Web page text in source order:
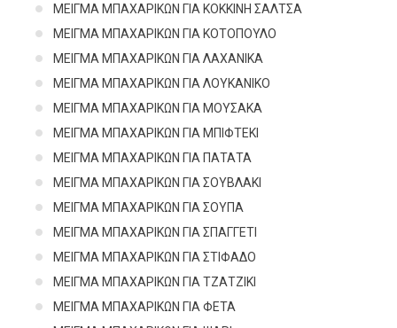
ΜΕΙΓΜΑ ΜΠΑΧΑΡΙΚΩΝ ΓΙΑ ΚΟΚΚΙΝΗ ΣΑΛΤΣΑ
ΜΕΙΓΜΑ ΜΠΑΧΑΡΙΚΩΝ ΓΙΑ ΚΟΤΟΠΟΥΛΟ
ΜΕΙΓΜΑ ΜΠΑΧΑΡΙΚΩΝ ΓΙΑ ΛΑΧΑΝΙΚΑ
ΜΕΙΓΜΑ ΜΠΑΧΑΡΙΚΩΝ ΓΙΑ ΛΟΥΚΑΝΙΚΟ
ΜΕΙΓΜΑ ΜΠΑΧΑΡΙΚΩΝ ΓΙΑ ΜΟΥΣΑΚΑ
ΜΕΙΓΜΑ ΜΠΑΧΑΡΙΚΩΝ ΓΙΑ ΜΠΙΦΤΕΚΙ
ΜΕΙΓΜΑ ΜΠΑΧΑΡΙΚΩΝ ΓΙΑ ΠΑΤΑΤΑ
ΜΕΙΓΜΑ ΜΠΑΧΑΡΙΚΩΝ ΓΙΑ ΣΟΥΒΛΑΚΙ
ΜΕΙΓΜΑ ΜΠΑΧΑΡΙΚΩΝ ΓΙΑ ΣΟΥΠΑ
ΜΕΙΓΜΑ ΜΠΑΧΑΡΙΚΩΝ ΓΙΑ ΣΠΑΓΓΕΤΙ
ΜΕΙΓΜΑ ΜΠΑΧΑΡΙΚΩΝ ΓΙΑ ΣΤΙΦΑΔΟ
ΜΕΙΓΜΑ ΜΠΑΧΑΡΙΚΩΝ ΓΙΑ ΤΖΑΤΖΙΚΙ
ΜΕΙΓΜΑ ΜΠΑΧΑΡΙΚΩΝ ΓΙΑ ΦΕΤΑ